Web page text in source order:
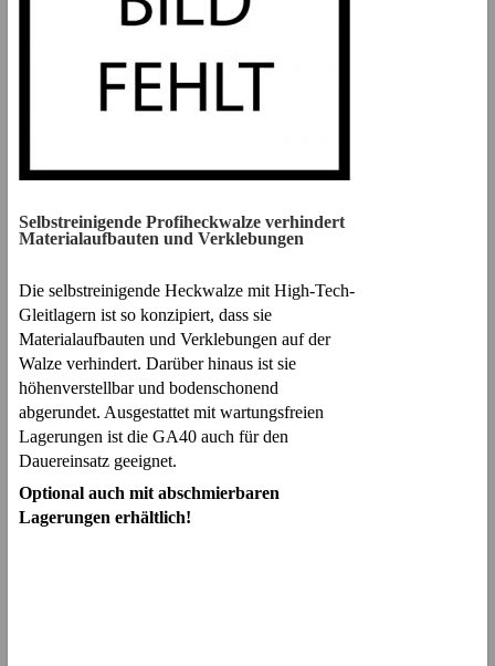
Selbstreinigende Profiheckwalze verhindert
Materialaufbauten und Verklebungen
Die selbstreinigende Heckwalze mit High-Tech-
Gleitlagern ist so konzipiert, dass sie
Materialaufbauten und Verklebungen auf der
Walze verhindert. Darüber hinaus ist sie
höhenverstellbar und bodenschonend
abgerundet. Ausgestattet mit wartungsfreien
Lagerungen ist die GA40 auch für den
Dauereinsatz geeignet.
Optional auch mit abschmierbaren
Lagerungen erhältlich!